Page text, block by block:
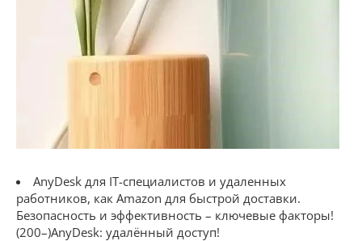
AnyDesk для IT-специалистов и удаленных
работников, как Amazon для быстрой доставки.
Безопасность и эффективность – ключевые факторы!
(200–)AnyDesk: удалённый доступ!